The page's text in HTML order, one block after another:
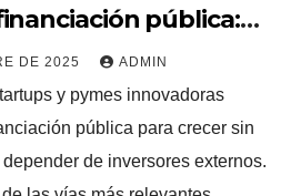
pública:
paso a paso
DE 2025 ADMIN
y pymes innovadoras
pública para crecer sin
de inversores externos.